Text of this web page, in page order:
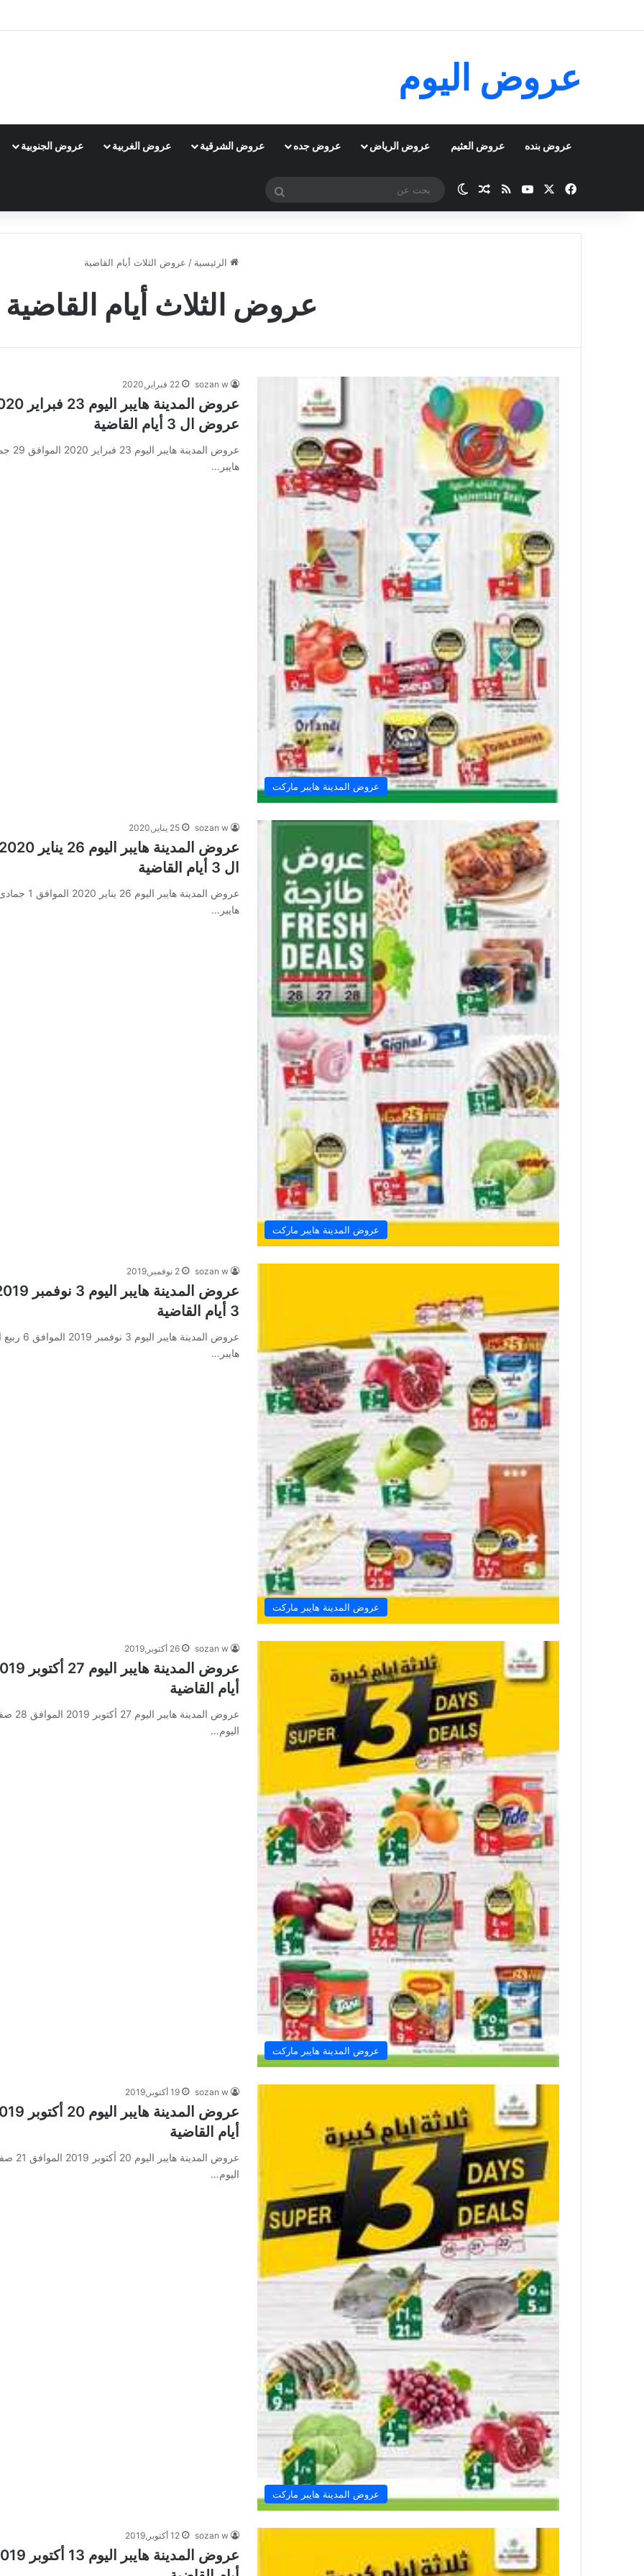
عروض اليوم
عروض بنده عروض العثيم عروض الرياض عروض جده عروض الشرقية عروض الغربية عروض الجنوبية
فيسبوك ‫YouTubeملخص الموقع RSS
مقال عشوائي
الوضع المظلم
بحث
الرئيسية / عروض الثلاث أيام القاضية
عروض الثلاث أيام القاضية
عروض المدينة هايبر ماركت
sozan w 22 فبراير,2020
عروض ال 3 أيام القاضية
هايبر…
عروض المدينة هايبر ماركت
sozan w 25 يناير,2020
ال 3 أيام القاضية
هايبر…
عروض المدينة هايبر ماركت
sozan w 2 نوفمبر,2019
3 أيام القاضية
هايبر…
عروض المدينة هايبر ماركت
sozan w 26 أكتوبر,2019
أيام القاضية
اليوم…
عروض المدينة هايبر ماركت
sozan w 19 أكتوبر,2019
أيام القاضية
اليوم…
sozan w 12 أكتوبر,2019